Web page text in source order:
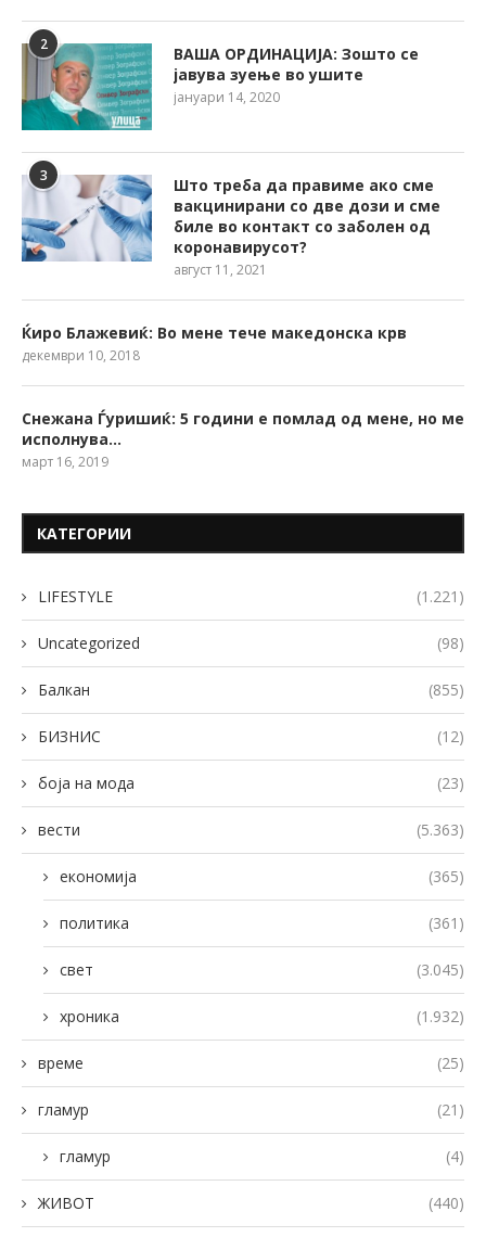
2
ВАША ОРДИНАЦИЈА: Зошто се
јавува зуење во ушите
јануари 14, 2020
3
Што треба да правиме ако сме
вакцинирани со две дози и сме
биле во контакт со заболен од
коронавирусот?
август 11, 2021
Ќиро Блажевиќ: Во мене тече македонска крв
декември 10, 2018
Снежана Ѓуришиќ: 5 години е помлад од мене, но ме
исполнува…
март 16, 2019
КАТЕГОРИИ
LIFESTYLE (1.221)
Uncategorized (98)
Балкан (855)
БИЗНИС (12)
боја на мода (23)
вести (5.363)
економија (365)
политика (361)
свет (3.045)
хроника (1.932)
време (25)
гламур (21)
гламур (4)
ЖИВОТ (440)